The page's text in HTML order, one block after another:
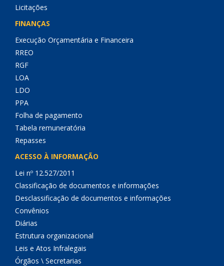
Licitações
FINANÇAS
Execução Orçamentária e Financeira
RREO
RGF
LOA
LDO
PPA
Folha de pagamento
Tabela remuneratória
Repasses
ACESSO À INFORMAÇÃO
Lei nº 12.527/2011
Classificação de documentos e informações
Desclassificação de documentos e informações
Convênios
Diárias
Estrutura organizacional
Leis e Atos Infralegais
Órgãos \ Secretarias